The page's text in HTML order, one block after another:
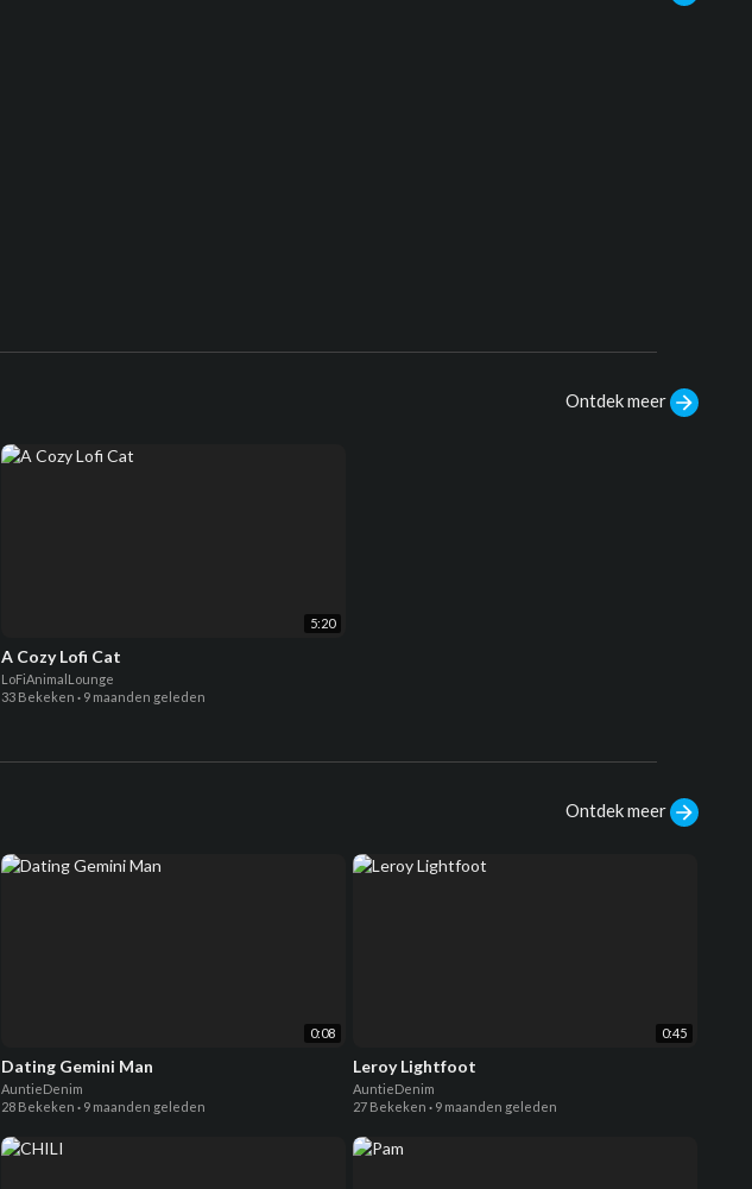
Ontdek meer
5:20
A Cozy Lofi Cat
LoFiAnimalLounge
33 Bekeken · 9 maanden geleden
Ontdek meer
0:08
Dating Gemini Man
AuntieDenim
28 Bekeken · 9 maanden geleden
0:45
Leroy Lightfoot
AuntieDenim
27 Bekeken · 9 maanden geleden